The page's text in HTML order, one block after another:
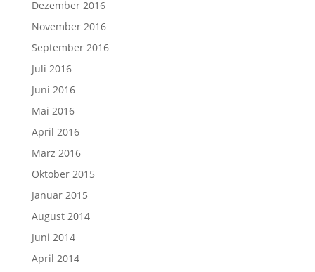
Dezember 2016
November 2016
September 2016
Juli 2016
Juni 2016
Mai 2016
April 2016
März 2016
Oktober 2015
Januar 2015
August 2014
Juni 2014
April 2014